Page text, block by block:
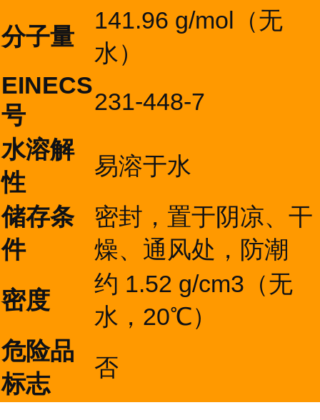
分子量
141.96 g/mol（无
水）
EINECS
号
231-448-7
水溶解
性
易溶于水
储存条
件
密封，置于阴凉、干
燥、通风处，防潮
密度
约 1.52 g/cm3（无
水，20℃）
危险品
标志
否